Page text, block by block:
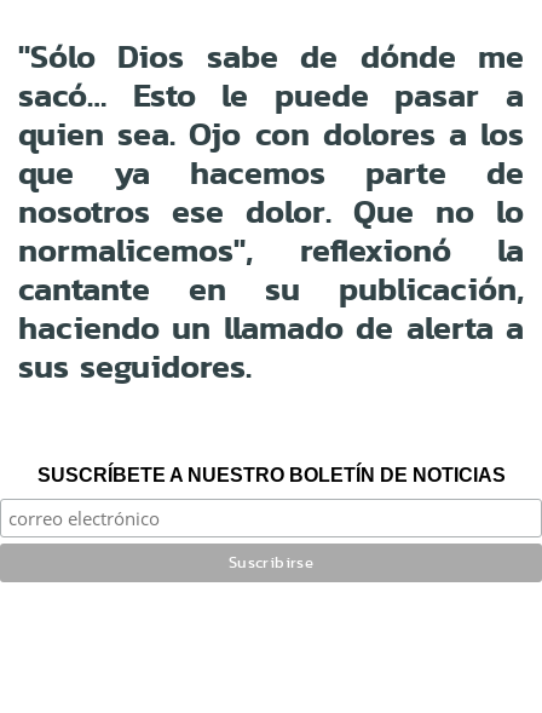
"Sólo Dios sabe de dónde me
sacó… Esto le puede pasar a
quien sea. Ojo con dolores a los
que ya hacemos parte de
nosotros ese dolor. Que no lo
normalicemos", reflexionó la
cantante en su publicación,
haciendo un llamado de alerta a
sus seguidores.
SUSCRÍBETE A NUESTRO BOLETÍN DE NOTICIAS